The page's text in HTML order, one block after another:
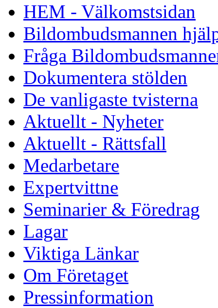
HEM - Välkomstsidan
Bildombudsmannen
Fråga
Dokumentera stölden
De vanligaste tvisterna
Aktuellt - Nyheter
Aktuellt - Rättsfall
Medarbetare
Expertvittne
Seminarier & Föredrag
Lagar
Viktiga Länkar
Om Företaget
Pressinformation